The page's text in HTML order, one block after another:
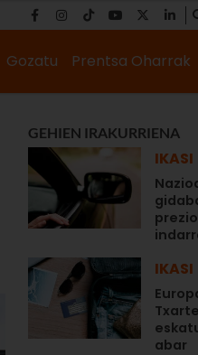
Gozatu Prentsa Oharrak
GEHIEN IRAKURRIENA
IKASI
IKASI
abar